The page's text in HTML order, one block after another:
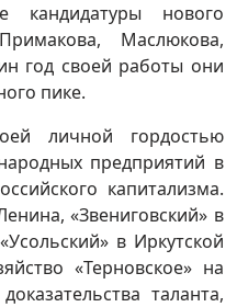
кандидатуры нового
Маслюкова,
год своей работы они
пике.
личной гордостью
предприятий в
капитализма.
«Звениговский» в
в Иркутской
«Терновское» на
таланта,